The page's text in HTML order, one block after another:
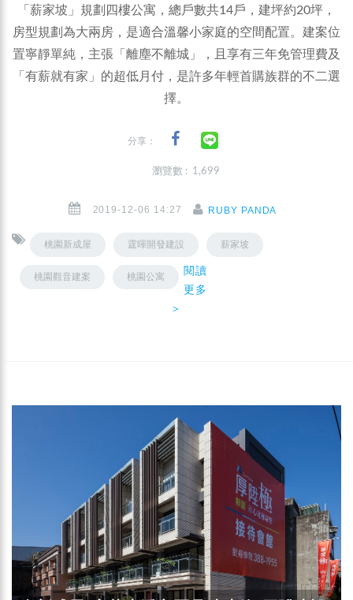
「薪家坡」規劃四樓公寓，總戶數共14戶，建坪約20坪，
房型規劃為大兩房，是適合溫馨小家庭的空間配置。建案位
置寧靜單純，主張「離塵不離城」，且享有三年免管理費及
「有薪就有家」的超低月付，是許多年輕首購族群的不二選
擇。
分享：
瀏覽數 : 1,699
2019-12-06 14:27 RUBY PANDA
桃園新成屋 霆暉開發建設 薪家坡
桃園觀音建案 桃園公寓
閱讀
更多
＞